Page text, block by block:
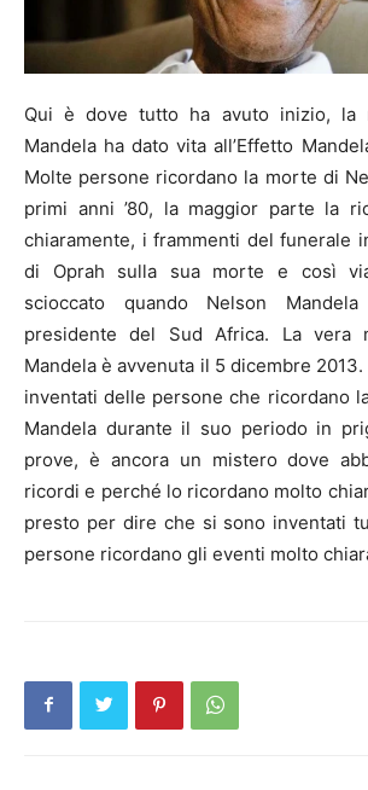
Qui è dove tutto ha avuto inizio, la
Mandela ha dato vita all’Effetto
Molte persone ricordano la morte di
primi anni ’80, la maggior parte la
chiaramente, i frammenti del funerale
di Oprah sulla sua morte e così
scioccato quando Nelson
presidente del Sud Africa. La vera
Mandela è avvenuta il 5 dicembre
inventati delle persone che ricordano
Mandela durante il suo periodo in
prove, è ancora un mistero dove
ricordi e perché lo ricordano molto
presto per dire che si sono inventati
persone ricordano gli eventi molto